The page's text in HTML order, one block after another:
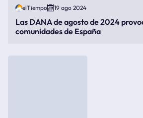
elTiempo 19 ago 2024
Las DANA de agosto de 2024
comunidades de España